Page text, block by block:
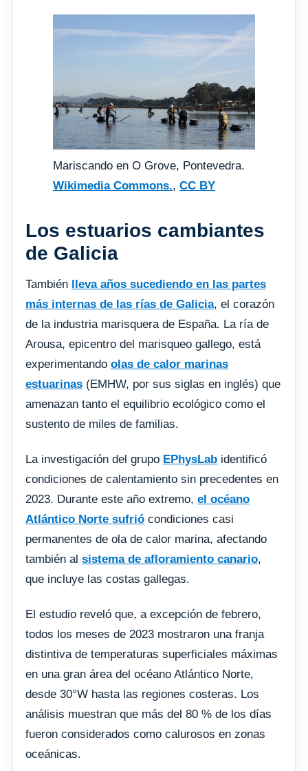
Mariscando en O Grove, Pontevedra.
Wikimedia Commons., CC BY
Los estuarios cambiantes
de Galicia
También
lleva años sucediendo en las partes
más internas de las rías de Galicia, el corazón
de la industria marisquera de España. La ría de
Arousa, epicentro del marisqueo gallego, está
experimentando olas de calor marinas
estuarinas (EMHW, por sus siglas en inglés) que
amenazan tanto el equilibrio ecológico como el
sustento de miles de familias.
La investigación del grupo EPhysLab identificó
condiciones de calentamiento sin precedentes en
2023. Durante este año extremo, el océano
Atlántico Norte sufrió condiciones casi
permanentes de ola de calor marina, afectando
también al sistema de afloramiento canario,
que incluye las costas gallegas.
El estudio reveló que, a excepción de febrero,
todos los meses de 2023 mostraron una franja
distintiva de temperaturas superficiales máximas
en una gran área del océano Atlántico Norte,
desde 30°W hasta las regiones costeras. Los
análisis muestran que más del 80 % de los días
fueron considerados como calurosos en zonas
oceánicas.